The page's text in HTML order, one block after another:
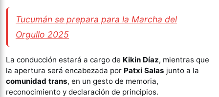
Tucumán se prepara para la Marcha del
Orgullo 2025
La conducción estará a cargo de Kikin Díaz, mientras que
la apertura será encabezada por Patxi Salas junto a la
comunidad trans, en un gesto de memoria,
reconocimiento y declaración de principios.